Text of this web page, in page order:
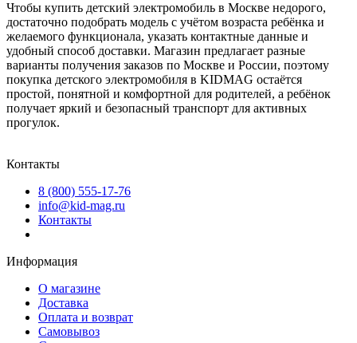
Чтобы купить детский электромобиль в Москве недорого,
достаточно подобрать модель с учётом возраста ребёнка и
желаемого функционала, указать контактные данные и
удобный способ доставки. Магазин предлагает разные
варианты получения заказов по Москве и России, поэтому
покупка детского электромобиля в KIDMAG остаётся
простой, понятной и комфортной для родителей, а ребёнок
получает яркий и безопасный транспорт для активных
прогулок.
Контакты
8 (800) 555-17-76
info@kid-mag.ru
Контакты
Информация
О магазине
Доставка
Оплата и возврат
Самовывоз